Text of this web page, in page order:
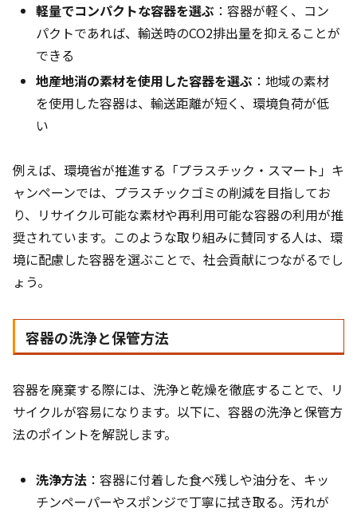
軽量でコンパクトな容器を選ぶ ：容器が軽く、コン
パクトであれば、輸送時のCO2排出量を抑えることが
できる
地産地消の素材を使用した容器を選ぶ ：地域の素材
を使用した容器は、輸送距離が短く、環境負荷が低
い
例えば、環境省が推進する「プラスチック・スマート」キ
ャンペーンでは、プラスチックゴミの削減を目指してお
り、リサイクル可能な素材や再利用可能な容器の利用が推
奨されています。このような取り組みに賛同する人は、環
境に配慮した容器を選ぶことで、社会貢献につながるでし
ょう。
容器の洗浄と保管方法
容器を廃棄する際には、洗浄と乾燥を徹底することで、リ
サイクルが容易になります。以下に、容器の洗浄と保管方
法のポイントを解説します。
洗浄方法 ：容器に付着した食べ残しや油分を、キッ
チンペーパーやスポンジで丁寧に拭き取る。汚れが